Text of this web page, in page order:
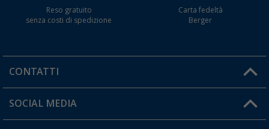
Reso gratuito
senza costi di spedizione
Carta fedeltà
Berger
CONTATTI
Orari di apertura del servizio:
SOCIAL MEDIA